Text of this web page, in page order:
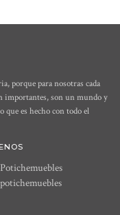
porque para nosotras cada
importantes, son un mundo y
que es hecho con todo el